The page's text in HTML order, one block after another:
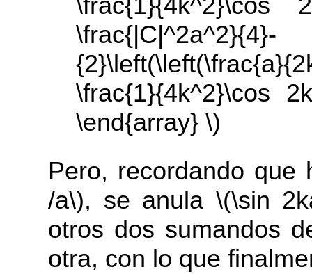
\frac{1}{4k^2}\cos
\end{array} \)
Pero, recordando
/a\), se anula \(\sin
otros dos sumandos
otra, con lo que